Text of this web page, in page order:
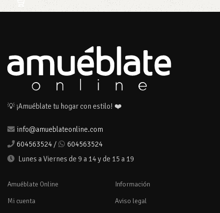
💡 ¡Amuéblate tu hogar con estilo! ❤️
info@amueblateonline.com
604563524 /
604563524
Lunes a Viernes de 9 a 14 y de 15 a 19
Amuéblate Online
Mi cuenta
Información
Aviso legal